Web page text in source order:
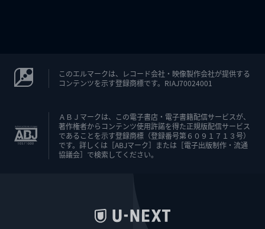
このエルマークは、レコード会社・映像製作会社が提供する
コンテンツを示す登録商標です。RIAJ70024001
ＡＢＪマークは、この電子書店・電子書籍配信サービスが、
著作権者からコンテンツ使用許諾を得た正規版配信サービス
であることを示す登録商標（登録番号第６０９１７１３号）
です。詳しくは［ABJマーク］または［電子出版制作・流通
協議会］で検索してください。